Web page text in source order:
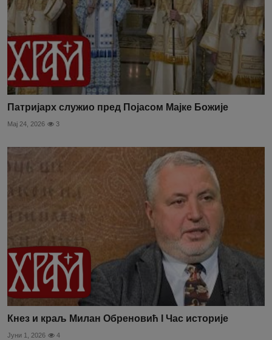
Патријарх служио пред Појасом Мајке Божије
Мај 24, 2026 3
Кнез и краљ Милан Обреновић I Час историје
Јуни 1, 2026 4